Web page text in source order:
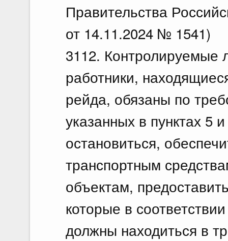
Правительства
от 14.11.2024 № 1541)
3112. Контролируемые
работники,
рейда, обязаны по
указанных в пунктах 5
остановиться,
транспортным
объектам,
которые в
должны находиться в